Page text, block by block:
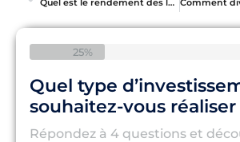
Quel est le rendement des locaux commerciaux à Dubaï ? Analyse complète du marché
25%
Quel type
souhaitez-vous réaliser
Répondez à 4 questions et